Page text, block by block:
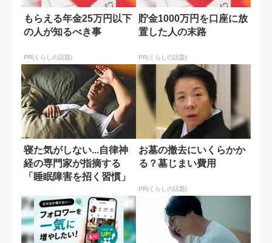
もらえる年金25万円以下
の人が知るべき事
PR(くらしの話題)
貯金1000万円を口座に放
置した人の末路
PR(くらしの話題)
寝た気がしない...自律神
経の専門家が指摘する
「睡眠障害を招く習慣」
お墓の撤去にいくらかか
る？墓じまい費用
PR(くらしの話題)